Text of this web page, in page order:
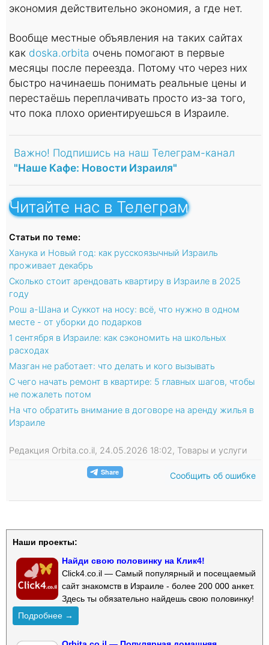
экономия действительно экономия, а где нет.
Вообще местные объявления на таких сайтах
как doska.orbita очень помогают в первые
месяцы после переезда. Потому что через них
быстро начинаешь понимать реальные цены и
перестаёшь переплачивать просто из-за того,
что пока плохо ориентируешься в Израиле.
Важно! Подпишись на наш Телеграм-канал
"Наше Кафе: Новости Израиля"
Читайте нас в Телеграм
Статьи по теме:
Ханука и Новый год: как русскоязычный Израиль
проживает декабрь
Сколько стоит арендовать квартиру в Израиле в 2025
году
Рош а-Шана и Суккот на носу: всё, что нужно в одном
месте - от уборки до подарков
1 сентября в Израиле: как сэкономить на школьных
расходах
Мазган не работает: что делать и кого вызывать
С чего начать ремонт в квартире: 5 главных шагов, чтобы
не пожалеть потом
На что обратить внимание в договоре на аренду жилья в
Израиле
Редакция Orbita.co.il, 24.05.2026 18:02, Товары и услуги
Сообщить об ошибке
Наши проекты:
Найди свою половинку на Клик4!
Click4.co.il — Самый популярный и посещаемый
сайт знакомств в Израиле - более 200 000 анкет.
Здесь ты обязательно найдешь свою половинку!
Подробнее →